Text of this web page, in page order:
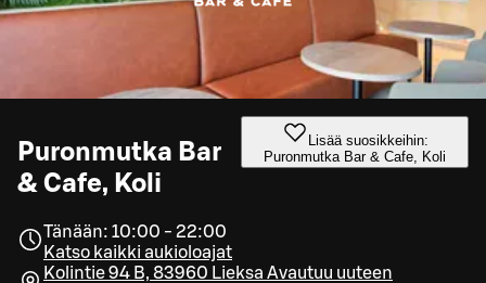
Puronmutka Bar
& Cafe, Koli
Lisää suosikkeihin:
Puronmutka Bar & Cafe, Koli
Tänään: 10:00 - 22:00
Katso kaikki aukioloajat
Kolintie 94 B, 83960 Lieksa Avautuu uuteen